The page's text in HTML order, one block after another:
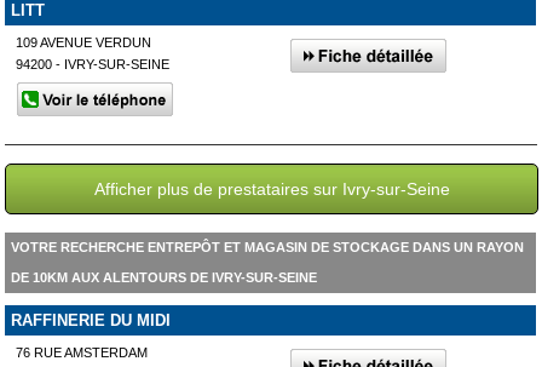
LITT
109 AVENUE VERDUN
94200 - IVRY-SUR-SEINE
Afficher plus de prestataires sur Ivry-sur-Seine
VOTRE RECHERCHE ENTREPÔT ET MAGASIN DE STOCKAGE DANS UN RAYON
DE 10KM AUX ALENTOURS DE IVRY-SUR-SEINE
RAFFINERIE DU MIDI
76 RUE AMSTERDAM